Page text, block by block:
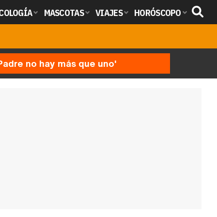
MASCOTAS VIAJES HORÓSCOPO
no hay más que uno'